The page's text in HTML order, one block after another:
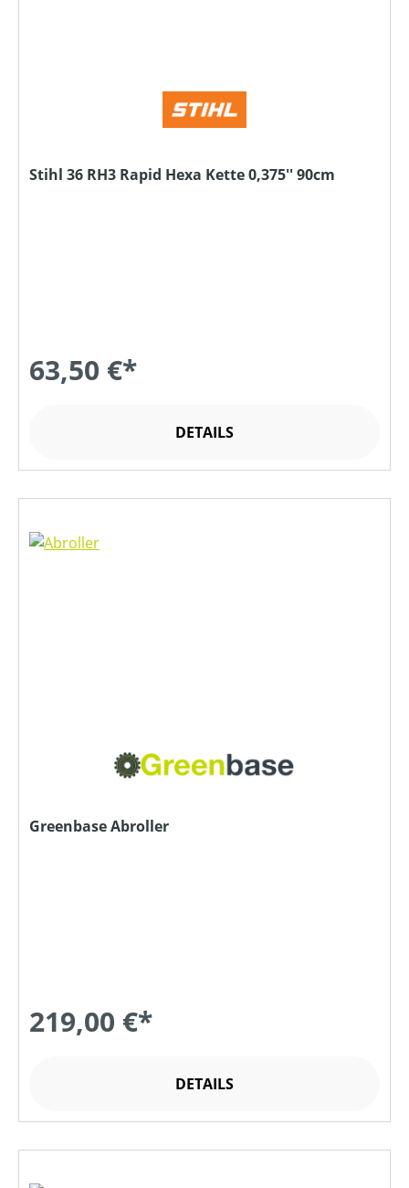
Stihl 36 RH3 Rapid Hexa Kette 0,375'' 90cm
63,50 €*
DETAILS
Greenbase Abroller
219,00 €*
DETAILS